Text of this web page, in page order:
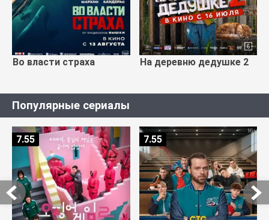
Во власти страха На деревню дедушке 2
Популярные сериалы
7.55 7.55